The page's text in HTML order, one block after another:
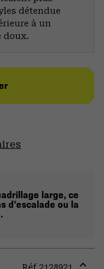
détendue
à un
doux.
large, ce
d’escalade ou la